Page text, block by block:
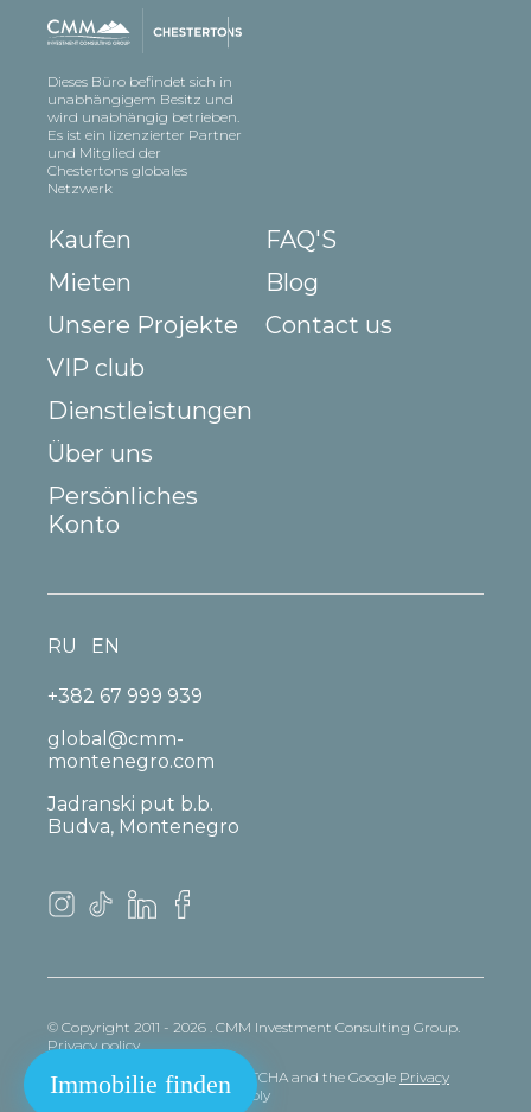
Immobilie finden
Dieses Büro befindet sich in
unabhängigem Besitz und
wird unabhängig betrieben.
Es ist ein lizenzierter Partner
und Mitglied der
Chestertons globales
Netzwerk
Kaufen
Mieten
Unsere Projekte
VIP club
Dienstleistungen
Über uns
FAQ'S
Blog
Contact us
Persönliches
Konto
+382 67 999 939
global@cmm-
montenegro.com
Jadranski put b.b.
Budva, Montenegro
RU EN
© Copyright 2011 - 2026 . CMM Investment Consulting Group.
Privacy policy
This site is protected by reCAPTCHA and the Google Privacy
policyandTerms of Service apply